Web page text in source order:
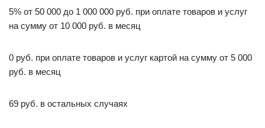
5% от 50 000 до 1 000 000 руб. при оплате товаров и услуг
на сумму от 10 000 руб. в месяц
0 руб. при оплате товаров и услуг картой на сумму от 5 000
руб. в месяц
69 руб. в остальных случаях